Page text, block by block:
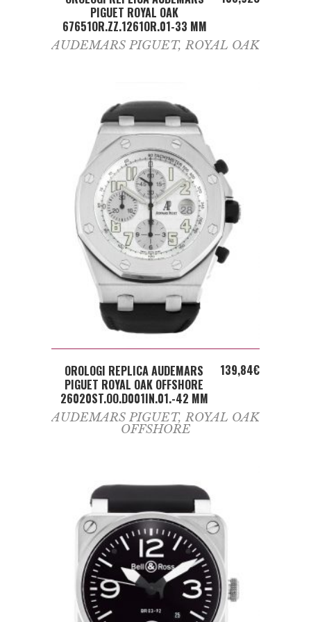
PIGUET ROYAL OAK
67651OR.ZZ.1261OR.01-33 MM
AUDEMARS PIGUET, ROYAL OAK
ADD TO CART
OROLOGI REPLICA AUDEMARS
PIGUET ROYAL OAK OFFSHORE
26020ST.OO.D001IN.01.-42 MM
139,84€
AUDEMARS PIGUET, ROYAL OAK
OFFSHORE